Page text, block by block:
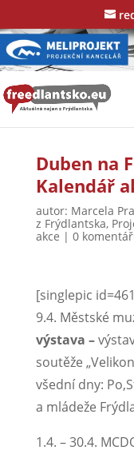
Duben na
Kalendář
autor: Marcela
z Frýdlantska,
akce | 0
[singlepic
9.4. Městské
výstava –
soutěže
všední dny:
a mládeže
1.4. – 30.4.